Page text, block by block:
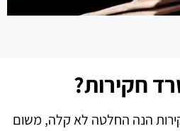
חקירות?
הנה החלטה לא קלה, משום